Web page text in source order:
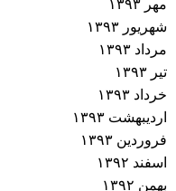
مهر ۱۳۹۳
شهریور ۱۳۹۳
مرداد ۱۳۹۳
تیر ۱۳۹۳
خرداد ۱۳۹۳
اردیبهشت ۱۳۹۳
فروردین ۱۳۹۳
اسفند ۱۳۹۲
بهمن ۱۳۹۲